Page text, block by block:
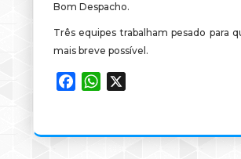
Bom Despacho.
Três equipes trabalham pesado para
mais breve possível.
FacebookWhatsApp